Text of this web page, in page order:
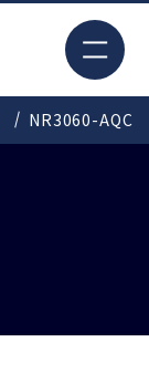
EN
NR3060-AQC